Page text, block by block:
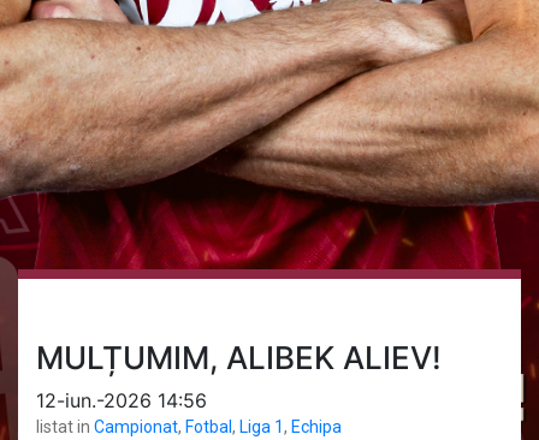
MULȚUMIM, ALIBEK ALIEV!
12-iun.-2026 14:56
listat in Campionat, Fotbal , Liga 1, Echipa